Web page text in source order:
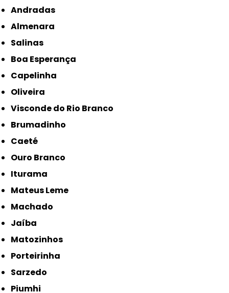
Andradas
Almenara
Salinas
Boa Esperança
Capelinha
Oliveira
Visconde do Rio Branco
Brumadinho
Caeté
Ouro Branco
Iturama
Mateus Leme
Machado
Jaíba
Matozinhos
Porteirinha
Sarzedo
Piumhi